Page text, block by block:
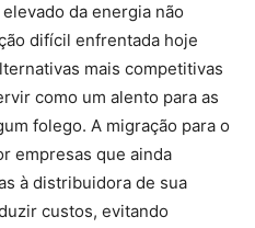
da energia não
difícil enfrentada hoje
mais competitivas
como um alento para as
folego. A migração para o
empresas que ainda
à distribuidora de sua
custos, evitando